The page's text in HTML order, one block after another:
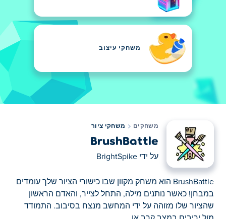
משחקי עיצוב
משחקים משחקי ציור
BrushBattle
על ידי BrightSpike
BrushBattle הוא משחק מקוון שבו כישורי הציור שלך עומדים
במבחן! כאשר נותנים מילה, התחל לצייר, והאדם הראשון
שהציור שלו מזוהה על ידי המחשב מנצח בסיבוב. התמודד